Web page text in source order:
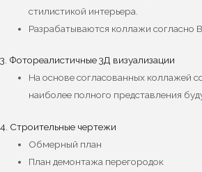
стилистикой интерьера.
Разрабатываются коллажи согласно
3. Фотореалистичные 3Д визуализации
На основе согласованных коллажей
наиболее полного представления
4. Строительные чертежи
Обмерный план
План демонтажа перегородок